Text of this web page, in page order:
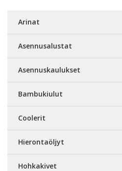
Arinat
Asennusalustat
Asennuskaulukset
Bambukiulut
Coolerit
Hierontaöljyt
Hohkakivet